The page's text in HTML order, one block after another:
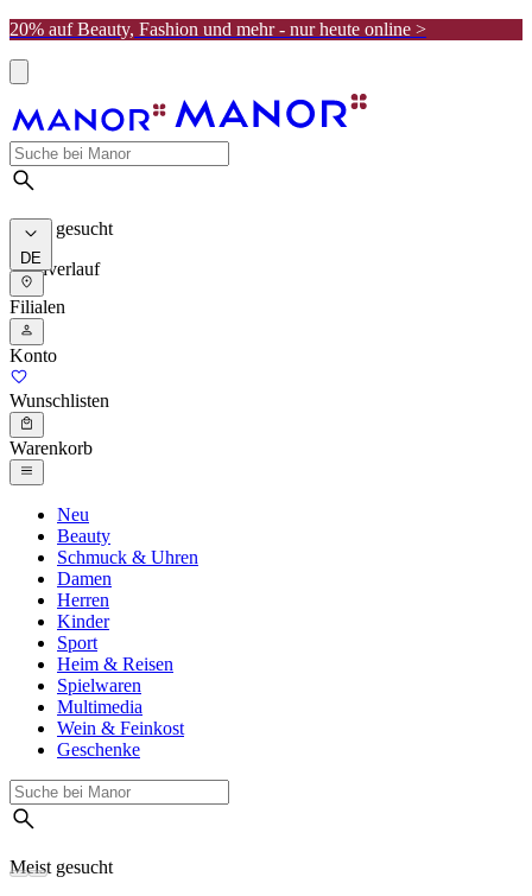
20% auf Beauty, Fashion und mehr - nur heute online >
Meist gesucht
Suchverlauf
DE
Filialen
Konto
Wunschlisten
Warenkorb
Neu
Beauty
Schmuck & Uhren
Damen
Herren
Kinder
Sport
Heim & Reisen
Spielwaren
Multimedia
Wein & Feinkost
Geschenke
Meist gesucht